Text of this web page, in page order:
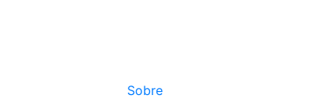
Sobre